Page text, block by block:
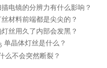
电镜的分辨力有什么影响？
材料前端都是尖尖的？
丝用久了内部会发黑？
单晶体灯丝是什么？
么不会突然断裂？